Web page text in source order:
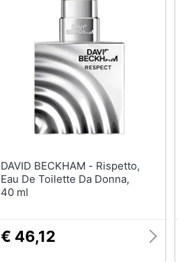
DAVID BECKHAM - Rispetto,
Eau De Toilette Da Donna,
40 ml
€ 46,12